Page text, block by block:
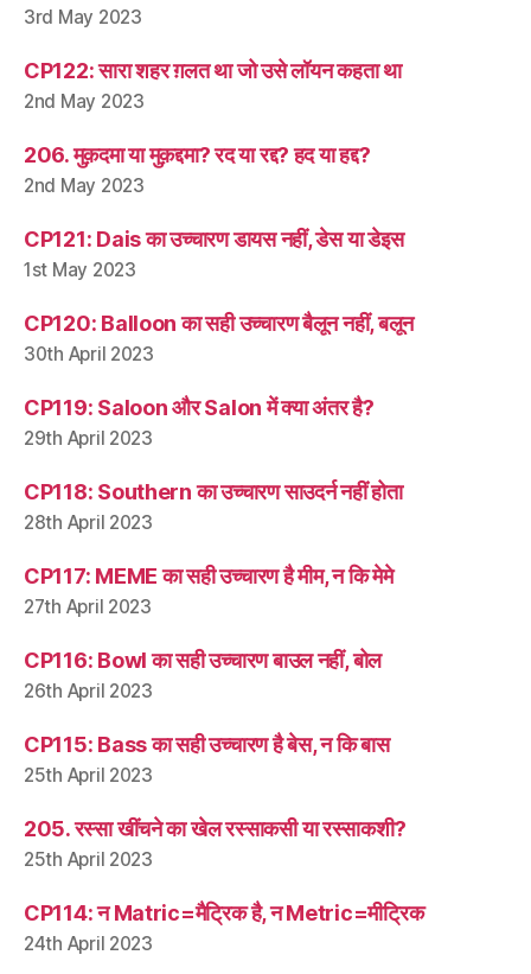
3rd May 2023
CP122: सारा शहर ग़लत था जो उसे लॉयन कहता था
2nd May 2023
206. मुक़दमा या मुक़द्दमा? रद या रद्द? हद या हद्द?
2nd May 2023
CP121: Dais का उच्चारण डायस नहीं, डेस या डेइस
1st May 2023
CP120: Balloon का सही उच्चारण बैलून नहीं, बलून
30th April 2023
CP119: Saloon और Salon में क्या अंतर है?
29th April 2023
CP118: Southern का उच्चारण साउदर्न नहीं होता
28th April 2023
CP117: MEME का सही उच्चारण है मीम, न कि मेमे
27th April 2023
CP116: Bowl का सही उच्चारण बाउल नहीं, बोल
26th April 2023
CP115: Bass का सही उच्चारण है बेस, न कि बास
25th April 2023
205. रस्सा खींचने का खेल रस्साकसी या रस्साकशी?
25th April 2023
CP114: न Matric=मैट्रिक है, न Metric=मीट्रिक
24th April 2023